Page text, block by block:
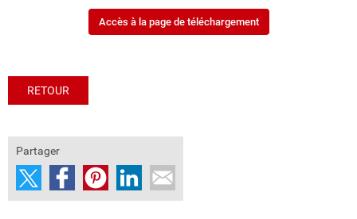
Accès à la page de téléchargement
RETOUR
Partager